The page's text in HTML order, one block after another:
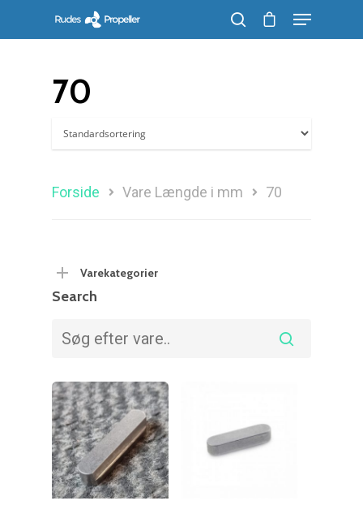
Søg efter et produkt, og tryk på enter
70
Forside Vare Længde i mm 70
Varekategorier
Search